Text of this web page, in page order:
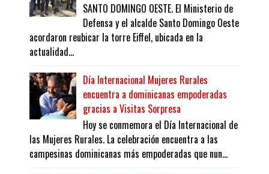
SANTO DOMINGO OESTE. El Ministerio de
Defensa y el alcalde Santo Domingo Oeste
acordaron reubicar la torre Eiffel, ubicada en la
actualidad...
Día Internacional Mujeres Rurales
encuentra a dominicanas empoderadas
gracias a Visitas Sorpresa
Hoy se conmemora el Día Internacional de
las Mujeres Rurales. La celebración encuentra a las
campesinas dominicanas más empoderadas que nun...